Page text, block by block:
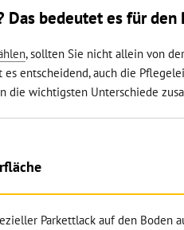
bedeutet es für den
, sollten Sie nicht allein von
entscheidend, auch die
die wichtigsten Unterschiede
Parkettlack auf den Boden